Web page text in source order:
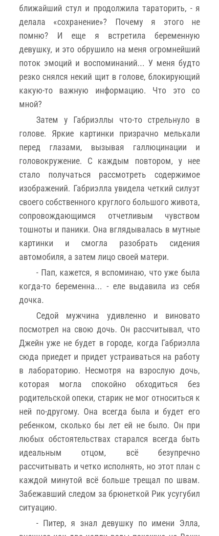
ближайший стул и продолжила тараторить, - я
делала «сохранение»? Почему я этого не
помню? И еще я встретила беременную
девушку, и это обрушило на меня огромнейший
поток эмоций и воспоминаний... У меня будто
резко снялся некий щит в голове, блокирующий
какую-то важную информацию. Что это со
мной?
Затем у Габриэллы что-то стрельнуло в
голове. Яркие картинки призрачно мелькали
перед глазами, вызывая галлюцинации и
головокружение. С каждым повтором, у нее
стало получаться рассмотреть содержимое
изображений. Габриэлла увидела четкий силуэт
своего собственного круглого большого живота,
сопровождающимся отчетливым чувством
тошноты и паники. Она вглядывалась в мутные
картинки и смогла разобрать сидения
автомобиля, а затем лицо своей матери.
- Пап, кажется, я вспоминаю, что уже была
когда-то беременна... - еле выдавила из себя
дочка.
Седой мужчина удивленно и виновато
посмотрел на свою дочь. Он рассчитывал, что
Джейн уже не будет в городе, когда Габриэлла
сюда приедет и придет устраиваться на работу
в лабораторию. Несмотря на взрослую дочь,
которая могла спокойно обходиться без
родительской опеки, старик не мог относиться к
ней по-другому. Она всегда была и будет его
ребенком, сколько бы лет ей не было. Он при
любых обстоятельствах старался всегда быть
идеальным отцом, всё безупречно
рассчитывать и четко исполнять, но этот план с
каждой минутой всё больше трещал по швам.
Забежавший следом за брюнеткой Рик усугубил
ситуацию.
- Питер, я знал девушку по имени Элла,